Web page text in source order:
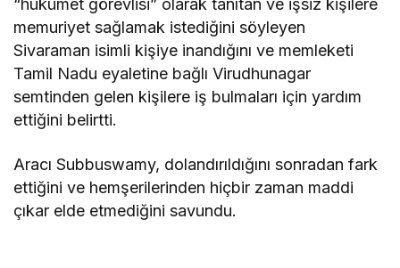
memuriyet sağlamak istediğini söyleyen
Sivaraman isimli kişiye inandığını ve memleketi
Tamil Nadu eyaletine bağlı Virudhunagar
semtinden gelen kişilere iş bulmaları için yardım
ettiğini belirtti.
Aracı Subbuswamy, dolandırıldığını sonradan fark
ettiğini ve hemşerilerinden hiçbir zaman maddi
çıkar elde etmediğini savundu.